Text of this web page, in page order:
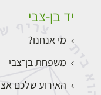
יד בן-צבי
מי אנחנו?
משפחת בן־צבי
האירוע שלכם